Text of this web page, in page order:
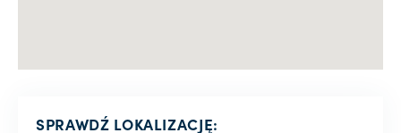
SPRAWDŹ LOKALIZACJĘ: